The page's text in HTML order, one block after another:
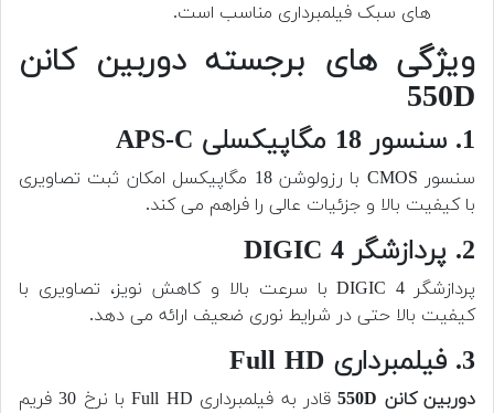
های سبک فیلمبرداری مناسب است.
ویژگی های برجسته دوربین کانن
550D
1. سنسور 18 مگاپیکسلی APS-C
سنسور CMOS با رزولوشن 18 مگاپیکسل امکان ثبت تصاویری
با کیفیت بالا و جزئیات عالی را فراهم می کند.
2. پردازشگر DIGIC 4
پردازشگر DIGIC 4 با سرعت بالا و کاهش نویز، تصاویری با
کیفیت بالا حتی در شرایط نوری ضعیف ارائه می دهد.
3. فیلمبرداری Full HD
دوربین کانن 550D
قادر به فیلمبرداری Full HD با نرخ 30 فریم